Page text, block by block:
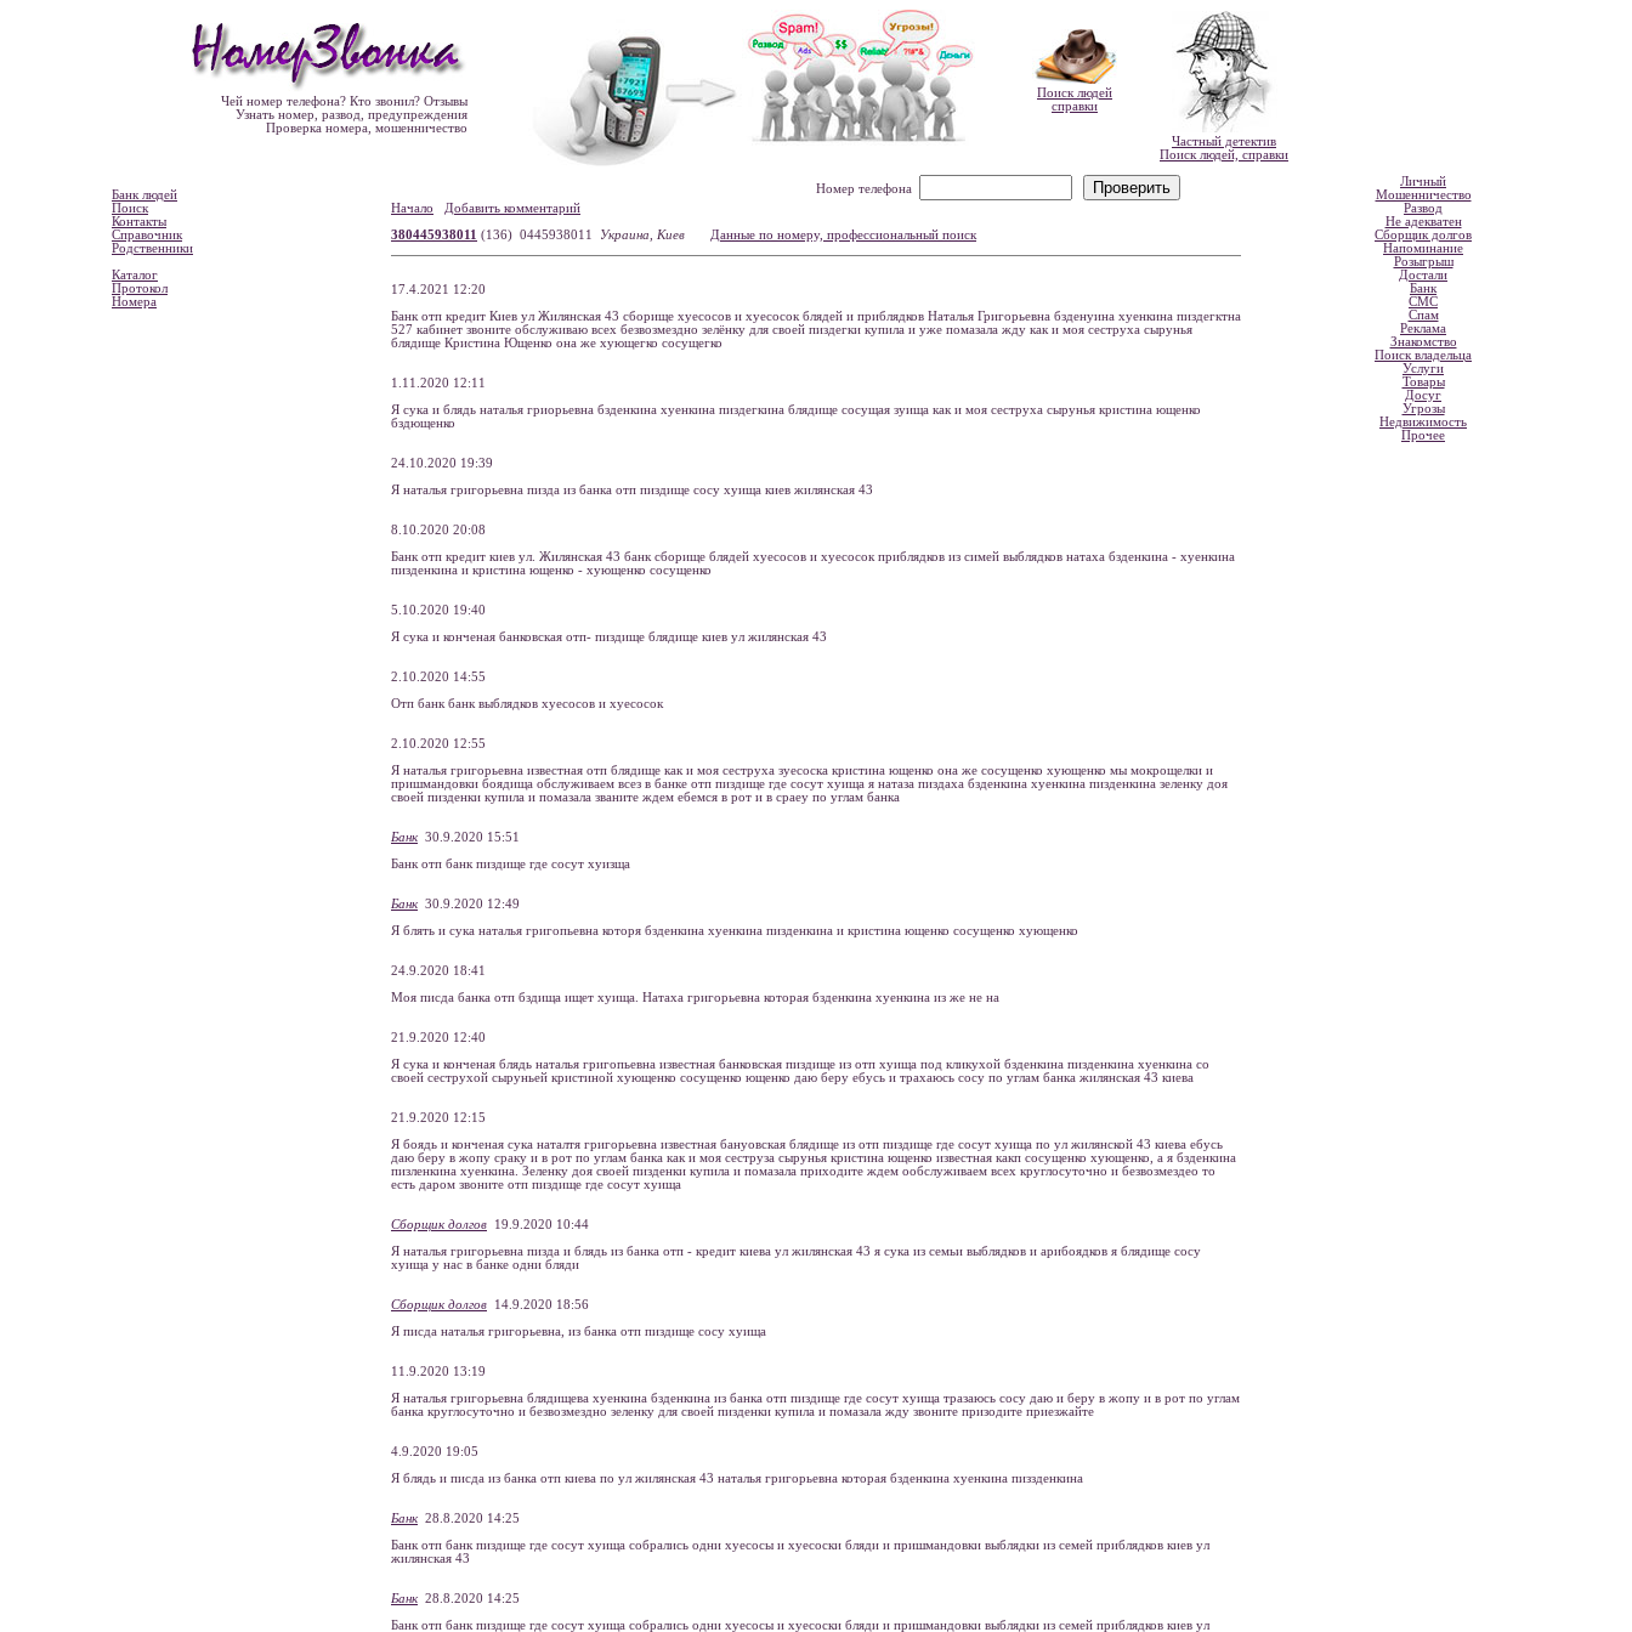
Чей номер телефона? Кто звонил? Отзывы
Узнать номер, развод, предупреждения
Проверка номера, мошенничество
Поиск людей
справки
Частный детектив
Поиск людей, справки
Банк людей
Поиск
Контакты
Справочник
Родственники
Каталог
Протокол
Номера
Номер телефона
Начало
Добавить комментарий
380445938011 (136) 0445938011 Украина, Киев Данные по номеру, профессиональный поиск
17.4.2021 12:20
Банк отп кредит Киев ул Жилянская 43 сборище хуесосов и хуесосок блядей и приблядков Наталья Григорьевна бзденуина хуенкина пиздегктна
527 кабинет звоните обслуживаю всех безвозмездно зелёнку для своей пиздегки купила и уже помазала жду как и моя сеструха сырунья
блядище Кристина Ющенко она же хующегко сосущегко
1.11.2020 12:11
Я сука и блядь наталья гриорьевна бзденкина хуенкина пиздегкина блядище сосущая зуища как и моя сеструха сырунья кристина ющенко
бздющенко
24.10.2020 19:39
Я наталья григорьевна пизда из банка отп пиздище сосу хуища киев жилянская 43
8.10.2020 20:08
Банк отп кредит киев ул. Жилянская 43 банк сборище блядей хуесосов и хуесосок приблядков из симей выблядков натаха бзденкина - хуенкина
пизденкина и кристина ющенко - хующенко сосущенко
5.10.2020 19:40
Я сука и конченая банковская отп- пиздище блядище киев ул жилянская 43
2.10.2020 14:55
Отп банк банк выблядков хуесосов и хуесосок
2.10.2020 12:55
Я наталья григорьевна известная отп блядище как и моя сеструха зуесоска кристина ющенко она же сосущенко хующенко мы мокрощелки и
пришмандовки боядища обслуживаем всез в банке отп пиздище где сосут хуища я натаза пиздаха бзденкина хуенкина пизденкина зеленку доя
своей пизденки купила и помазала званите ждем ебемся в рот и в сраеу по углам банка
Банк 30.9.2020 15:51
Банк отп банк пиздище где сосут хуизща
Банк 30.9.2020 12:49
Я блять и сука наталья григопьевна которя бзденкина хуенкина пизденкина и кристина ющенко сосущенко хующенко
24.9.2020 18:41
Моя писда банка отп бздища ищет хуища. Натаха григорьевна которая бзденкина хуенкина из же не на
21.9.2020 12:40
Я сука и конченая блядь наталья григопьевна известная банковская пиздище из отп хуища под кликухой бзденкина пизденкина хуенкина со
своей сеструхой сыруньей кристиной хующенко сосущенко ющенко даю беру ебусь и трахаюсь сосу по углам банка жилянская 43 киева
21.9.2020 12:15
Я боядь и конченая сука наталтя григорьевна известная бануовская блядище из отп пиздище где сосут хуища по ул жилянской 43 киева ебусь
даю беру в жопу сраку и в рот по углам банка как и моя сеструза сырунья кристина ющенко известная какп сосущенко хующенко, а я бзденкина
пизленкина хуенкина. Зеленку доя своей пизденки купила и помазала приходите ждем ообслуживаем всех круглосуточно и безвозмездео то
есть даром звоните отп пиздище где сосут хуища
Сборщик долгов 19.9.2020 10:44
Я наталья григорьевна пизда и блядь из банка отп - кредит киева ул жилянская 43 я сука из семьи выблядков и арибоядков я блядище сосу
хуища у нас в банке одни бляди
Сборщик долгов 14.9.2020 18:56
Я писда наталья григорьевна, из банка отп пиздище сосу хуища
11.9.2020 13:19
Я наталья григорьевна блядищева хуенкина бзденкина из банка отп пиздище где сосут хуища тразаюсь сосу даю и беру в жопу и в рот по углам
банка круглосуточно и безвозмездно зеленку для своей пизденки купила и помазала жду звоните призодите приезжайте
4.9.2020 19:05
Я блядь и писда из банка отп киева по ул жилянская 43 наталья григорьевна которая бзденкина хуенкина пиззденкина
Банк 28.8.2020 14:25
Банк отп банк пиздище где сосут хуища собрались одни хуесосы и хуесоски бляди и пришмандовки выблядки из семей приблядков киев ул
жилянская 43
Банк 28.8.2020 14:25
Банк отп банк пиздище где сосут хуища собрались одни хуесосы и хуесоски бляди и пришмандовки выблядки из семей приблядков киев ул
Личный
Мошенничество
Развод
Не адекватен
Сборщик долгов
Напоминание
Розыгрыш
Достали
Банк
СМС
Спам
Реклама
Знакомство
Поиск владельца
Услуги
Товары
Досуг
Угрозы
Недвижимость
Прочее